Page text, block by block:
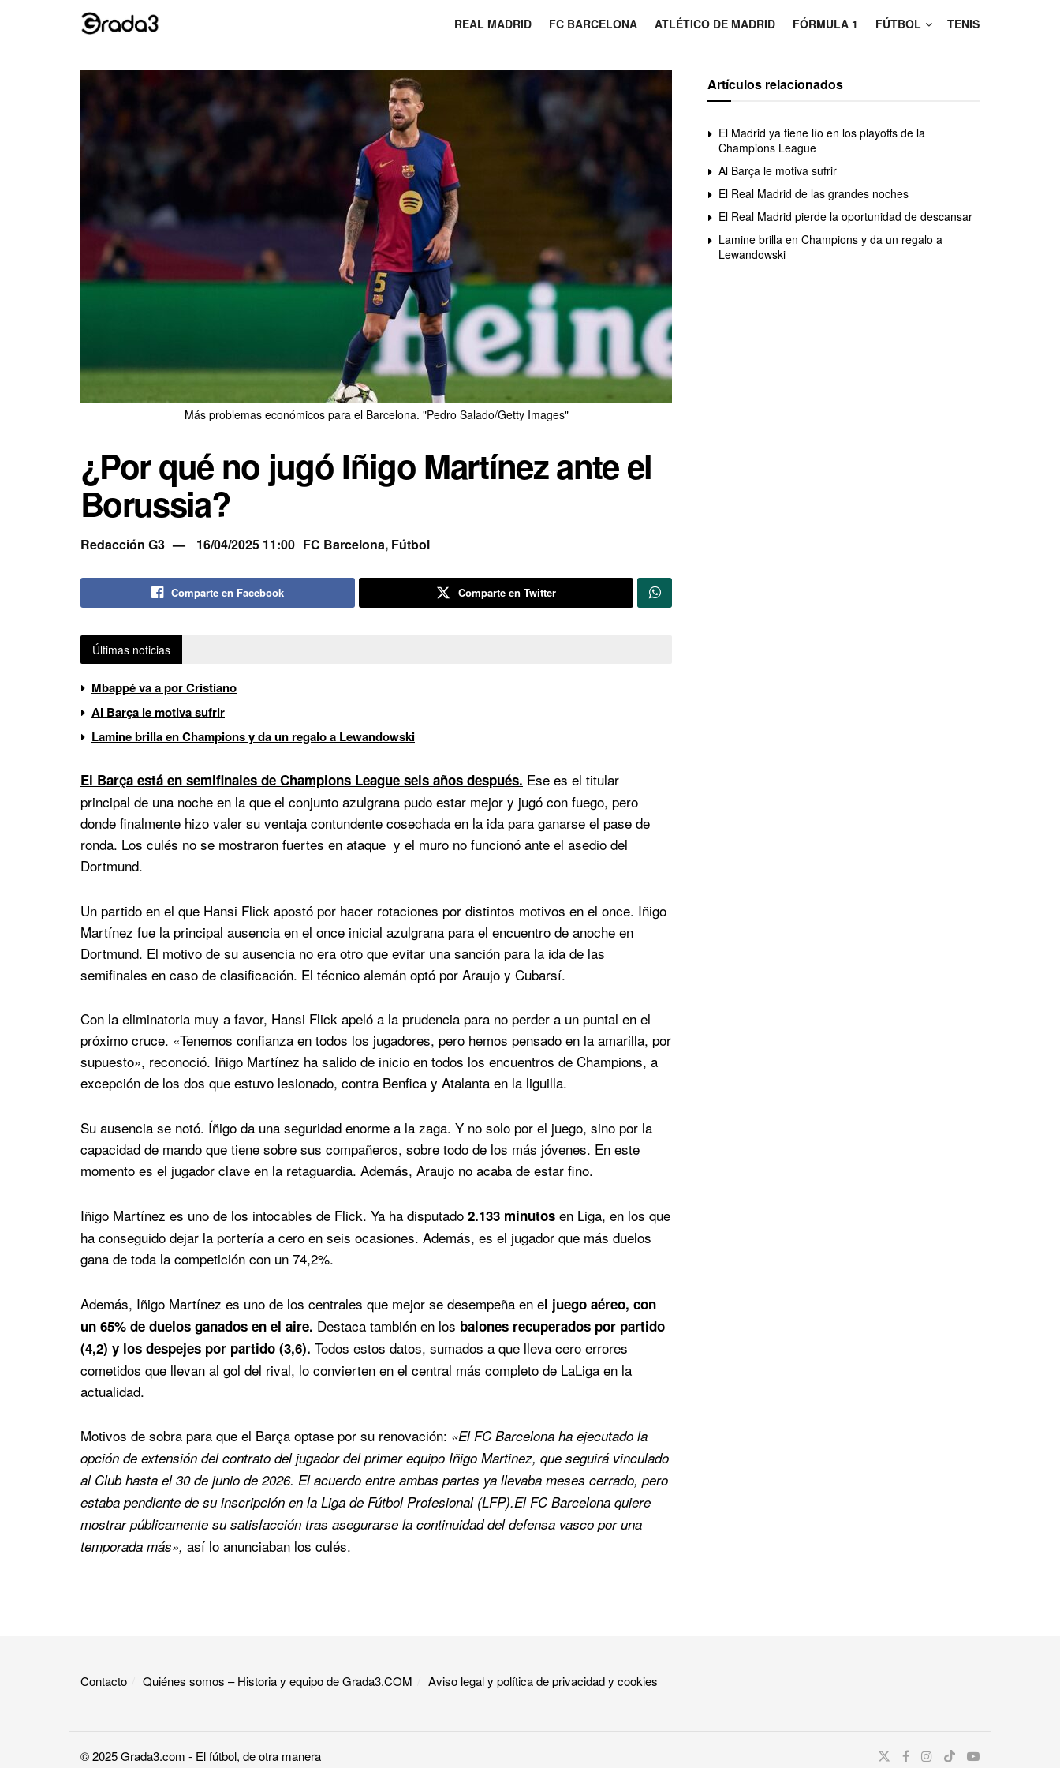
REAL MADRID FC BARCELONA ATLÉTICO DE MADRID FÓRMULA 1 FÚTBOL TENIS
Más problemas económicos para el Barcelona. "Pedro Salado/Getty Images"
¿Por qué no jugó Iñigo Martínez ante el
Borussia?
Redacción G3 16/04/2025 11:00 FC Barcelona, Fútbol
Comparte en Facebook Comparte en Twitter
Últimas noticias
Mbappé va a por Cristiano
Al Barça le motiva sufrir
Lamine brilla en Champions y da un regalo a Lewandowski
El Barça está en semifinales de Champions League seis años después. Ese es el titular
principal de una noche en la que el conjunto azulgrana pudo estar mejor y jugó con fuego, pero
donde finalmente hizo valer su ventaja contundente cosechada en la ida para ganarse el pase de
ronda. Los culés no se mostraron fuertes en ataque y el muro no funcionó ante el asedio del
Dortmund.
Un partido en el que Hansi Flick apostó por hacer rotaciones por distintos motivos en el once. Iñigo
Martínez fue la principal ausencia en el once inicial azulgrana para el encuentro de anoche en
Dortmund. El motivo de su ausencia no era otro que evitar una sanción para la ida de las
semifinales en caso de clasificación. El técnico alemán optó por Araujo y Cubarsí.
Con la eliminatoria muy a favor, Hansi Flick apeló a la prudencia para no perder a un puntal en el
próximo cruce. «Tenemos confianza en todos los jugadores, pero hemos pensado en la amarilla, por
supuesto», reconoció. Iñigo Martínez ha salido de inicio en todos los encuentros de Champions, a
excepción de los dos que estuvo lesionado, contra Benfica y Atalanta en la liguilla.
Su ausencia se notó. Íñigo da una seguridad enorme a la zaga. Y no solo por el juego, sino por la
capacidad de mando que tiene sobre sus compañeros, sobre todo de los más jóvenes. En este
momento es el jugador clave en la retaguardia. Además, Araujo no acaba de estar fino.
Iñigo Martínez es uno de los intocables de Flick. Ya ha disputado 2.133 minutos en Liga, en los que
ha conseguido dejar la portería a cero en seis ocasiones. Además, es el jugador que más duelos
gana de toda la competición con un 74,2%.
Además, Iñigo Martínez es uno de los centrales que mejor se desempeña en el juego aéreo, con
un 65% de duelos ganados en el aire. Destaca también en los balones recuperados por partido
(4,2) y los despejes por partido (3,6). Todos estos datos, sumados a que lleva cero errores
cometidos que llevan al gol del rival, lo convierten en el central más completo de LaLiga en la
actualidad.
Motivos de sobra para que el Barça optase por su renovación: «El FC Barcelona ha ejecutado la
opción de extensión del contrato del jugador del primer equipo Iñigo Martinez, que seguirá vinculado
al Club hasta el 30 de junio de 2026. El acuerdo entre ambas partes ya llevaba meses cerrado, pero
estaba pendiente de su inscripción en la Liga de Fútbol Profesional (LFP).El FC Barcelona quiere
mostrar públicamente su satisfacción tras asegurarse la continuidad del defensa vasco por una
temporada más», así lo anunciaban los culés.
Artículos relacionados
El Madrid ya tiene lío en los playoffs de la
Champions League
Al Barça le motiva sufrir
El Real Madrid de las grandes noches
El Real Madrid pierde la oportunidad de descansar
Lamine brilla en Champions y da un regalo a
Lewandowski
Contacto Quiénes somos – Historia y equipo de Grada3.COM Aviso legal y política de privacidad y cookies​
© 2025Grada3.com - El fútbol, de otra manera